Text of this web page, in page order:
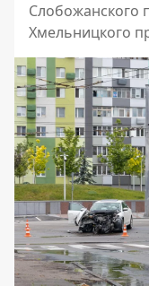
Слобожанского
Хмельницкого